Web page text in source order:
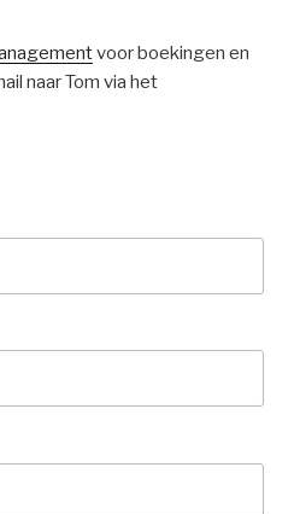
voor boekingen en
naar Tom via het